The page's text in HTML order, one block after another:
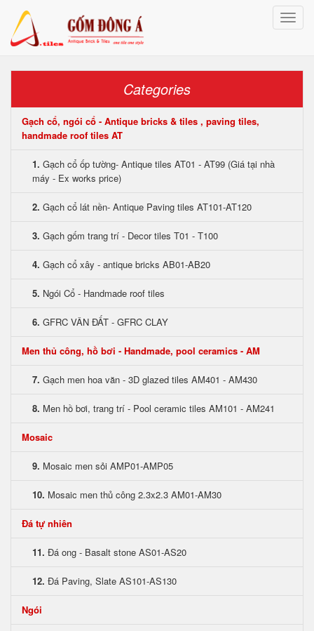
Toggle
Categories
Gạch cổ, ngói cổ - Antique bricks & tiles , paving tiles,
handmade roof tiles AT
1. Gạch cổ ốp tường- Antique tiles AT01 - AT99 (Giá tại nhà
máy - Ex works price)
2. Gạch cổ lát nền- Antique Paving tiles AT101-AT120
3. Gạch gốm trang trí - Decor tiles T01 - T100
4. Gạch cổ xây - antique bricks AB01-AB20
5. Ngói Cổ - Handmade roof tiles
6. GFRC VÂN ĐẤT - GFRC CLAY
Men thủ công, hồ bơi - Handmade, pool ceramics - AM
7. Gạch men hoa văn - 3D glazed tiles AM401 - AM430
8. Men hồ bơi, trang trí - Pool ceramic tiles AM101 - AM241
Mosaic
9. Mosaic men sỏi AMP01-AMP05
10. Mosaic men thủ công 2.3x2.3 AM01-AM30
Đá tự nhiên
11. Đá ong - Basalt stone AS01-AS20
12. Đá Paving, Slate AS101-AS130
Ngói